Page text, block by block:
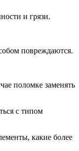
и грязи.
повреждаются.
поломке заменять
с типом
какие более